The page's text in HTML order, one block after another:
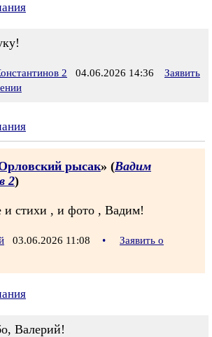
2 04.06.2026 14:36
Заявить
рысак» (Вадим
2)
стихи , и фото , Вадим!
03.06.2026 11:08 •
Заявить о
Валерий!